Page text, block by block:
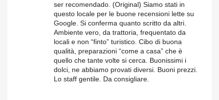
ser recomendado. (Original) Siamo stati in
questo locale per le buone recensioni lette su
Google. Si conferma quanto scritto da altri.
Ambiente vero, da trattoria, frequentato da
locali e non “finto” turistico. Cibo di buona
qualità, preparazioni “come a casa” che è
quello che tante volte si cerca. Buonissimi i
dolci, ne abbiamo provati diversi. Buoni prezzi.
Lo staff gentile. Da consigliare.